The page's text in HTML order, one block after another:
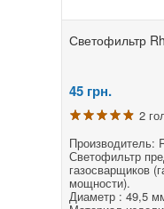
Светофильтр
45 грн.
2
Производитель:
Светофильтр
газосварщиков
мощности).
Диаметр : 49,5